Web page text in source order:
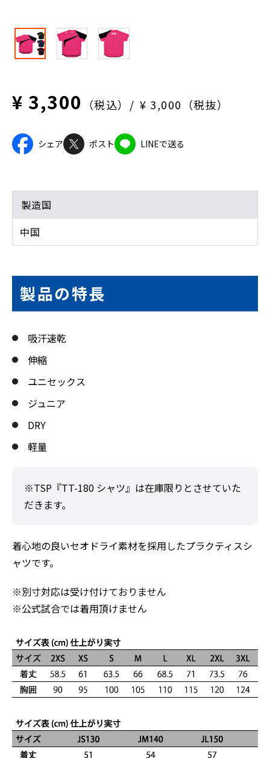
¥ 3,300 （税込） ¥ 3,000（税抜）
シェア ポスト LINEで送る
製造国
中国
製品の特長
吸汗速乾
伸縮
ユニセックス
ジュニア
DRY
軽量
※TSP『TT-180 シャツ』は在庫限りとさせていた
だきます。
着心地の良いセオドライ素材を採用したプラクティスシ
ャツです。
※別寸対応は受け付けておりません
※公式試合では着用頂けません